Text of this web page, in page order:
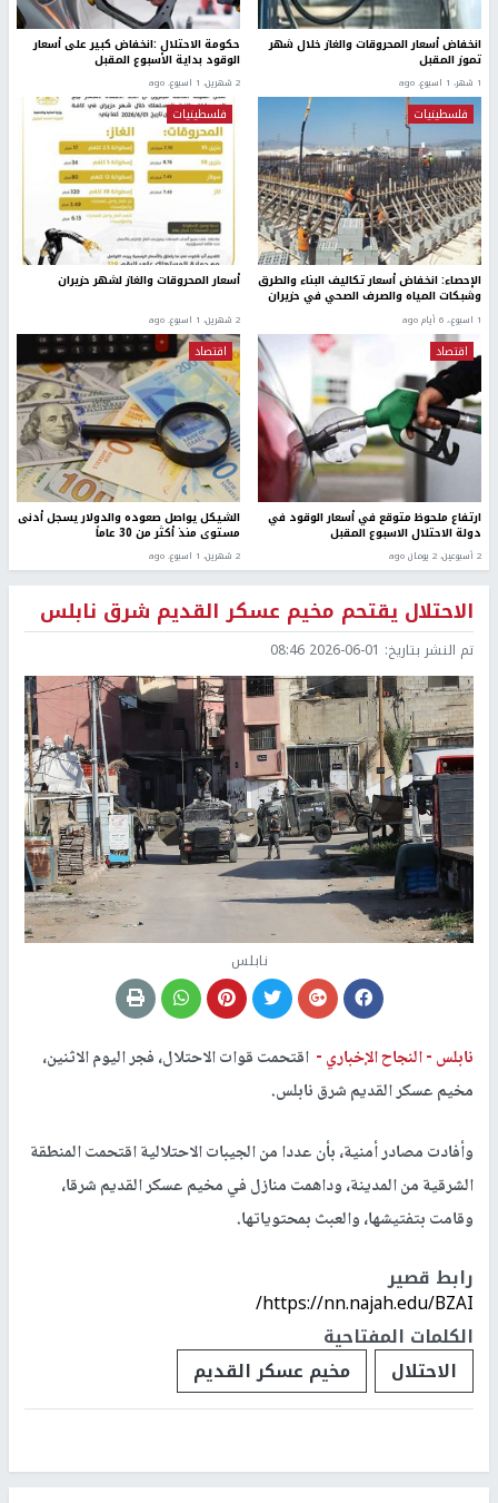
انخفاض أسعار المحروقات والغاز خلال شهر
تموز المقبل
1 شهر، 1 اسبوع. ago
حكومة الاحتلال :انخفاض كبير على أسعار
الوقود بداية الأسبوع المقبل
2 شهرين، 1 اسبوع. ago
فلسطينيات
الإحصاء: انخفاض أسعار تكاليف البناء والطرق
وشبكات المياه والصرف الصحي في حزيران
1 اسبوع.، 6 أيام ago
فلسطينيات
أسعار المحروقات والغاز لشهر حزيران
2 شهرين، 1 اسبوع. ago
اقتصاد
ارتفاع ملحوظ متوقع في أسعار الوقود في
دولة الاحتلال الاسبوع المقبل
2 أسبوعين، 2 يومان ago
اقتصاد
الشيكل يواصل صعوده والدولار يسجل أدنى
مستوى منذ أكثر من 30 عاماً
2 شهرين، 1 اسبوع. ago
الاحتلال يقتحم مخيم عسكر القديم شرق نابلس
تم النشر بتاريخ: 2026-06-01 08:46
نابلس
نابلس -النجاح الإخباري - اقتحمت قوات الاحتلال، فجر اليوم الاثنين،
مخيم عسكر القديم شرق نابلس.
وأفادت مصادر أمنية، بأن عددا من الجيبات الاحتلالية اقتحمت المنطقة
الشرقية من المدينة، وداهمت منازل في مخيم عسكر القديم شرقا،
وقامت بتفتيشها، والعبث بمحتوياتها.
رابط قصير
https://nn.najah.edu/BZAI/
الكلمات المفتاحية
الاحتلال
مخيم عسكر القديم